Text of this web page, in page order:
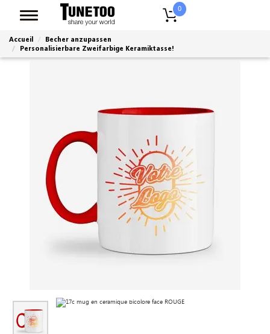
0
Accueil
Becher anzupassen
Personalisierbare Zweifarbige Keramiktasse!